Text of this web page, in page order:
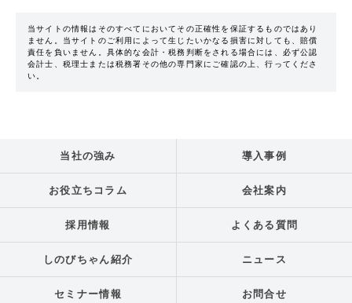
当サイトの情報はそのすべてにおいてその正確性を保証するものではあり
ません。当サイトのご利用によって生じたいかなる損害に対しても、賠償
責任を負いません。具体的な会計・税務判断をされる場合には、必ず公認
会計士、税理士または税務署その他の専門家にご確認の上、行ってくださ
い。
当社の強み 導入事例
お役立ちコラム 会社案内
採用情報 よくある質問
しのびちゃん紹介 ニュース
セミナー情報 お問合せ